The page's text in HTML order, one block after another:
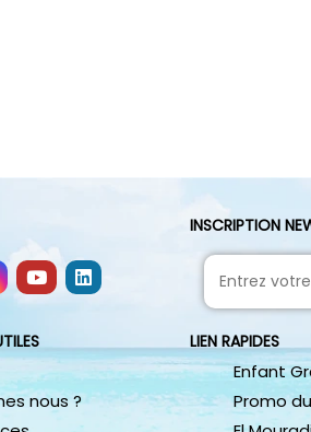
nous ?
INSCRIPTION
LIEN RAPIDES
Enfant
Promo